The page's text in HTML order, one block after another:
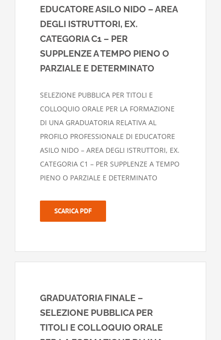
EDUCATORE ASILO NIDO – AREA
DEGLI ISTRUTTORI, EX.
CATEGORIA C1 – PER
SUPPLENZE A TEMPO PIENO O
PARZIALE E DETERMINATO
SELEZIONE PUBBLICA PER TITOLI E
COLLOQUIO ORALE PER LA FORMAZIONE
DI UNA GRADUATORIA RELATIVA AL
PROFILO PROFESSIONALE DI EDUCATORE
ASILO NIDO – AREA DEGLI ISTRUTTORI, EX.
CATEGORIA C1 – PER SUPPLENZE A TEMPO
PIENO O PARZIALE E DETERMINATO
SCARICA PDF
GRADUATORIA FINALE –
SELEZIONE PUBBLICA PER
TITOLI E COLLOQUIO ORALE